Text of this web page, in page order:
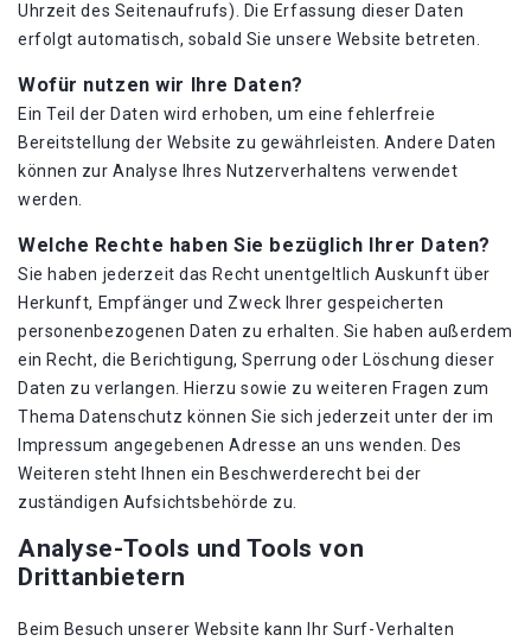
Uhrzeit des Seitenaufrufs). Die Erfassung dieser Daten
erfolgt automatisch, sobald Sie unsere Website betreten.
Wofür nutzen wir Ihre Daten?
Ein Teil der Daten wird erhoben, um eine fehlerfreie
Bereitstellung der Website zu gewährleisten. Andere Daten
können zur Analyse Ihres Nutzerverhaltens verwendet
werden.
Welche Rechte haben Sie bezüglich Ihrer Daten?
Sie haben jederzeit das Recht unentgeltlich Auskunft über
Herkunft, Empfänger und Zweck Ihrer gespeicherten
personenbezogenen Daten zu erhalten. Sie haben außerdem
ein Recht, die Berichtigung, Sperrung oder Löschung dieser
Daten zu verlangen. Hierzu sowie zu weiteren Fragen zum
Thema Datenschutz können Sie sich jederzeit unter der im
Impressum angegebenen Adresse an uns wenden. Des
Weiteren steht Ihnen ein Beschwerderecht bei der
zuständigen Aufsichtsbehörde zu.
Analyse-Tools und Tools von
Drittanbietern
Beim Besuch unserer Website kann Ihr Surf-Verhalten